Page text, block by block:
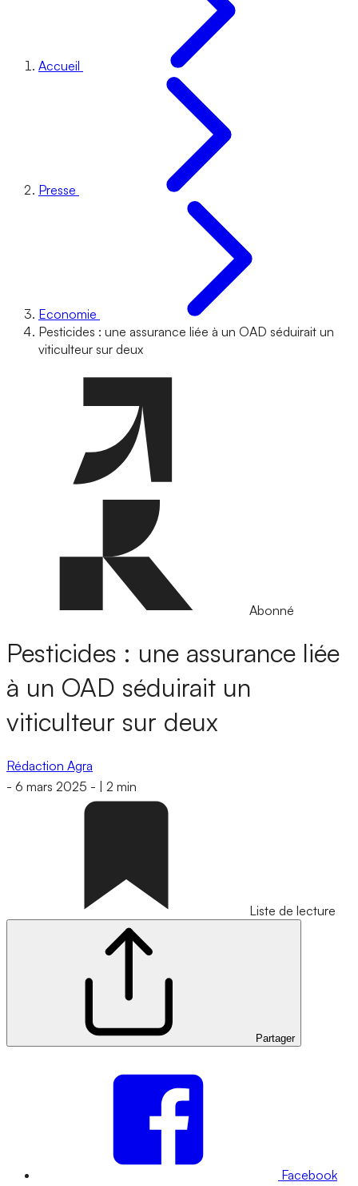
Accueil
Presse
Economie
Pesticides : une assurance liée à un OAD séduirait un
viticulteur sur deux
Abonné
Pesticides : une assurance liée
à un OAD séduirait un
viticulteur sur deux
Rédaction Agra
- 6 mars 2025 - 2 min
Liste de lecture
Partager
Facebook